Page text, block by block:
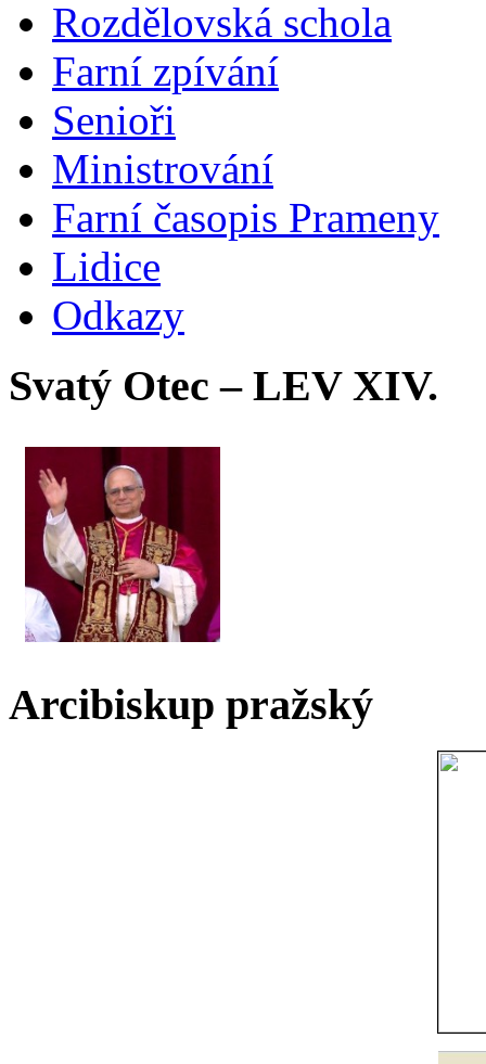
Rozdělovská schola
Farní zpívání
Senioři
Ministrování
Farní časopis Prameny
Lidice
Odkazy
Svatý Otec – LEV XIV.
Arcibiskup pražský